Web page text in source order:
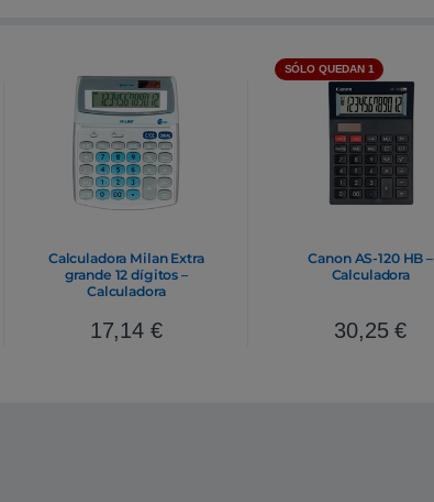
Calculadora Milan Extra
grande 12 dígitos –
Calculadora
17,14 €
SÓLO QUEDAN 1
Canon AS-120 HB –
Calculadora
30,25€